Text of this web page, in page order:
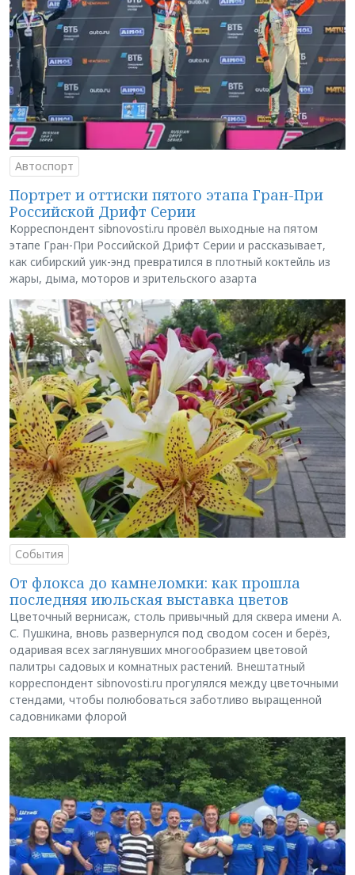
Автоспорт
Портрет и оттиски пятого этапа Гран-При
Российской Дрифт Серии
Корреспондент sibnovosti.ru провёл выходные на пятом
этапе Гран-При Российской Дрифт Серии и рассказывает,
как сибирский уик-энд превратился в плотный коктейль из
жары, дыма, моторов и зрительского азарта
События
От флокса до камнеломки: как прошла
последняя июльская выставка цветов
Цветочный вернисаж, столь привычный для сквера имени А.
С. Пушкина, вновь развернулся под сводом сосен и берёз,
одаривая всех заглянувших многообразием цветовой
палитры садовых и комнатных растений. Внештатный
корреспондент sibnovosti.ru прогулялся между цветочными
стендами, чтобы полюбоваться заботливо выращенной
садовниками флорой